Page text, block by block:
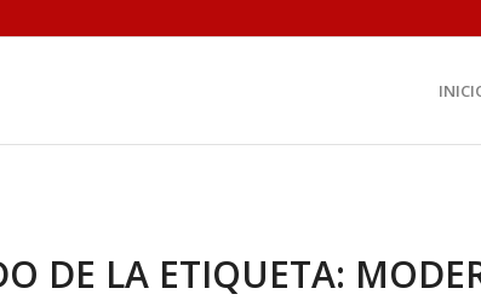
DE LA ETIQUETA: